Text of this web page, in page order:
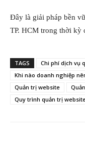
Đây là giải pháp bền
TP. HCM trong thời kỳ
TAGS
Chi phí dịch vụ
Khi nào doanh nghiệp
Quản trị website
Quy trình quản trị